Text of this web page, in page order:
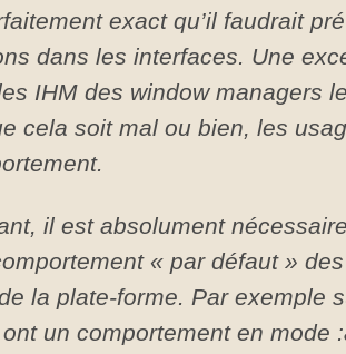
exact qu’il faudrait
dans les interfaces. Une
IHM des window managers
cela soit mal ou bien, les
il est absolument
« par défaut »
la plate-forme. Par exemple
un comportement en mode